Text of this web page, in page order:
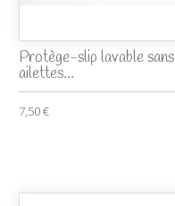
Protège-slip lavable sans
ailettes...
7,50 €